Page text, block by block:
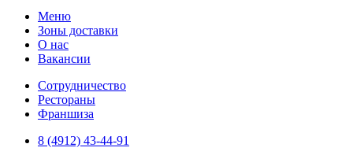
Меню
Зоны доставки
О нас
Вакансии
Сотрудничество
Рестораны
Франшиза
8 (4912) 43-44-91